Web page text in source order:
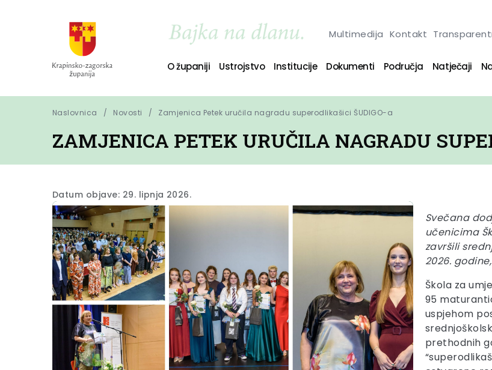
Multimedija Kontakt
O županiji Ustrojstvo Institucije Dokumenti Područja Natječaji
Naslovnica Novosti Zamjenica Petek uručila nagradu superodlikašici ŠUDIGO-a
ZAMJENICA PETEK URUČILA NAGRADU
Datum objave: 29. lipnja 2026.
Svečana
učenicima
završili
2026.
Škola za
95
uspjehom
prethodnih